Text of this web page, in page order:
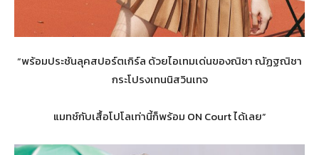
“พร้อมประชันลุคสปอร์ตเกิร์ล ด้วยไอเทมเด่นของณิชา ณัฏฐณิชา
กระโปรงเทนนิสวินเทจ
แมทช์กับเสื้อโปโลเท่านี้ก็พร้อม ON Court ได้เลย”